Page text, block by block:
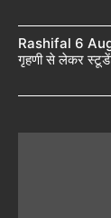
Rashifal 6
गृहणी से लेकर